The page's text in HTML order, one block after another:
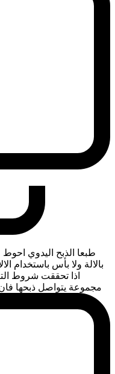
طبعا الذبح اليدوي
بالالة ولا بأس باستخدام
اذا تحققت شروط
مجموعة يتواصل ذبحها